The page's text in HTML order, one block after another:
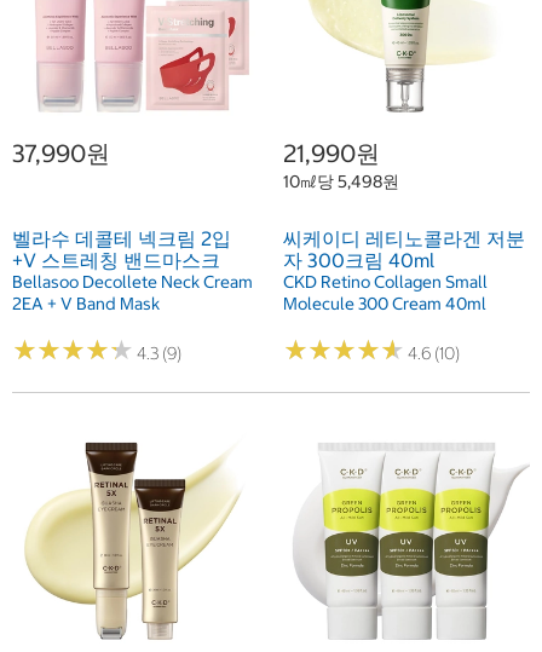
37,990원
벨라수 데콜테 넥크림 2입
+V 스트레칭 밴드마스크
Bellasoo Decollete Neck Cream
2EA + V Band Mask
★★★★★
★★★★★ 4.3 (9)
21,990원
10㎖당 5,498원
씨케이디 레티노콜라겐 저분
자 300크림 40ml
CKD Retino Collagen Small
Molecule 300 Cream 40ml
★★★★★
★★★★★ 4.6 (10)